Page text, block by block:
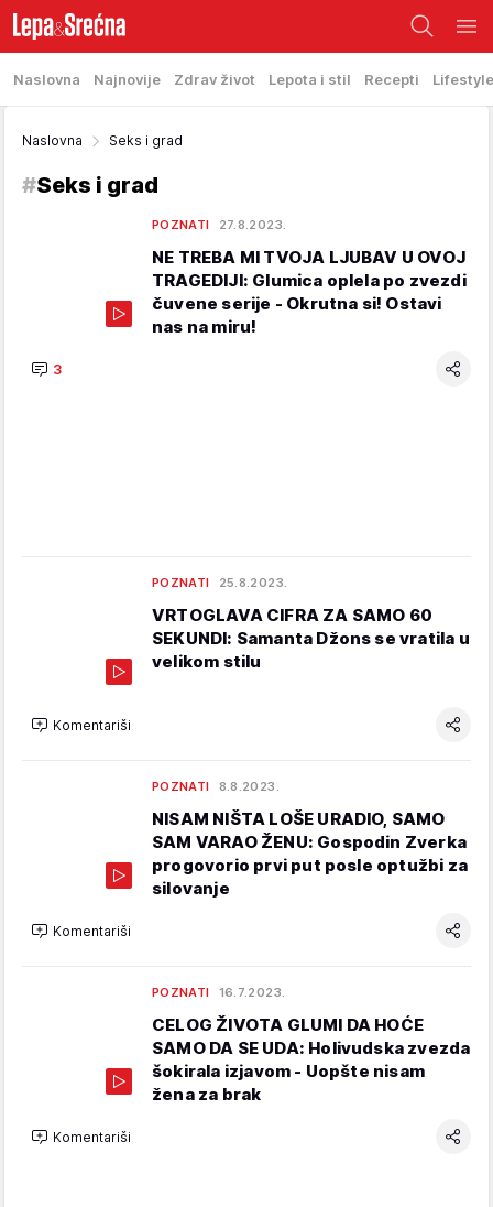
Naslovna Najnovije Zdrav život Lepota i stil Recepti Lifestyle
Naslovna Seks i grad
#Seks i grad
POZNATI 27.8.2023.
NE TREBA MI TVOJA LJUBAV U OVOJ
TRAGEDIJI: Glumica oplela po zvezdi
čuvene serije - Okrutna si! Ostavi
nas na miru!
3
POZNATI 25.8.2023.
VRTOGLAVA CIFRA ZA SAMO 60
SEKUNDI: Samanta Džons se vratila u
velikom stilu
Komentariši
POZNATI 8.8.2023.
NISAM NIŠTA LOŠE URADIO, SAMO
SAM VARAO ŽENU: Gospodin Zverka
progovorio prvi put posle optužbi za
silovanje
Komentariši
POZNATI 16.7.2023.
CELOG ŽIVOTA GLUMI DA HOĆE
SAMO DA SE UDA: Holivudska zvezda
šokirala izjavom - Uopšte nisam
žena za brak
Komentariši